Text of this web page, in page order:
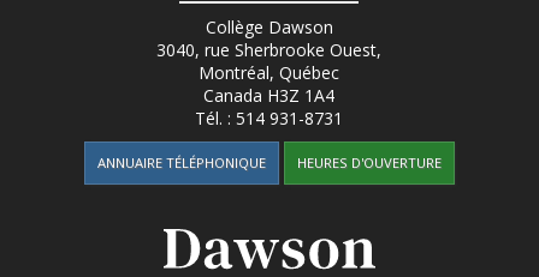
Collège Dawson
3040, rue Sherbrooke Ouest,
Montréal, Québec
Canada H3Z 1A4
Tél. :514 931-8731
ANNUAIRE TÉLÉPHONIQUE HEURES D'OUVERTURE